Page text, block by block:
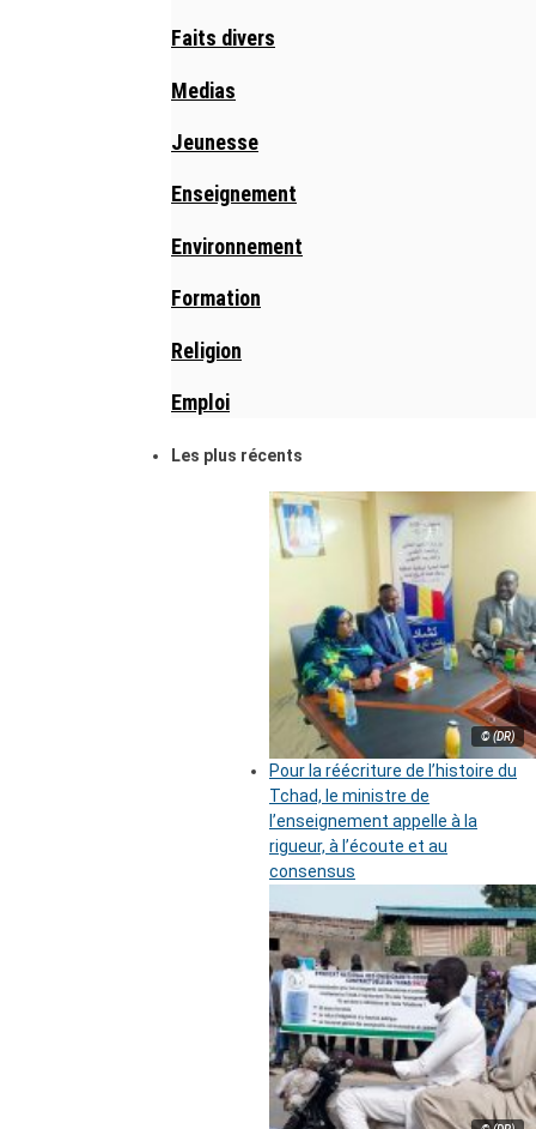
Faits divers
Medias
Jeunesse
Enseignement
Environnement
Formation
Religion
Emploi
Les plus récents
© (DR)
Pour la réécriture de l’histoire du
Tchad, le ministre de
l’enseignement appelle à la
rigueur, à l’écoute et au
consensus